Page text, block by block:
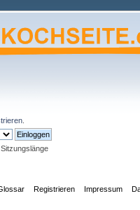
.
Registrieren Impressum